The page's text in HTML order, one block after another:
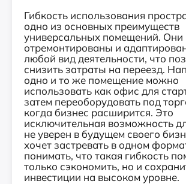
Гибкость использования
одно из основных преимуществ
универсальных помещений. Они
отремонтированы и
любой вид деятельности, что
снизить затраты на переезд.
одно и то же помещение можно
использовать как офис для
затем переоборудовать под
когда бизнес расширится. Это
исключительная возможность
не уверен в будущем своего
хочет застревать в одном
понимать, что такая гибкость
только сэкономить, но и
инвестиции на высоком уровне.